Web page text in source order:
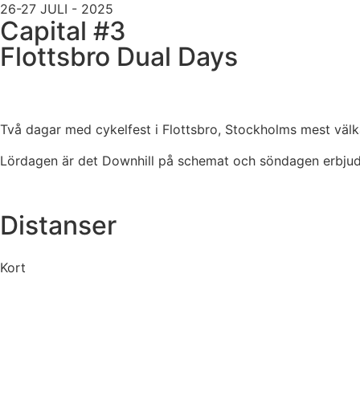
26-27 JULI - 2025
Capital #3
Flottsbro Dual Days
Två dagar med cykelfest i Flottsbro, Stockholms mest
Lördagen är det Downhill på schemat och söndagen
Distanser
Kort